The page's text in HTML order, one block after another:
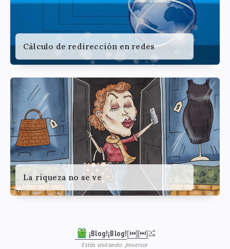
Cálculo de redirección en redes
La riqueza no se ve
¡Blog!¡Blog![⏮︎][⏭︎]
Estás visitando: Jinversor